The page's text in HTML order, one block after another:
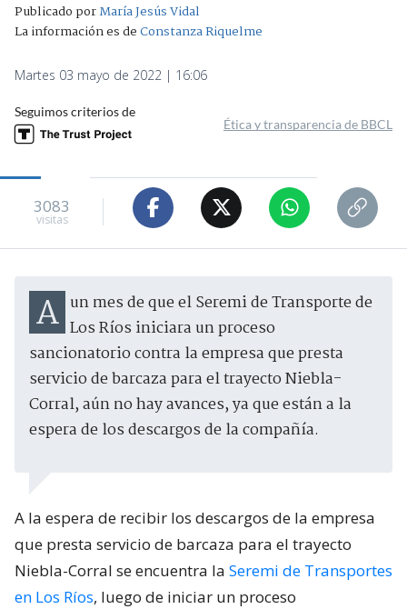
Publicado porMaría Jesús Vidal
La información es deConstanza Riquelme
Martes 03 mayo de 2022 | 16:06
Seguimos criterios de
Ética y transparencia de BBCL
3083
visitas
A un mes de que el Seremi de Transporte de Los Ríos iniciara un proceso
sancionatorio contra la empresa que presta
servicio de barcaza para el trayecto Niebla-
Corral, aún no hay avances, ya que están a la
espera de los descargos de la compañía.
A la espera de recibir los descargos de la empresa
que presta servicio de barcaza para el trayecto
Niebla-Corral se encuentra la Seremi de Transportes
en Los Ríos, luego de iniciar un proceso